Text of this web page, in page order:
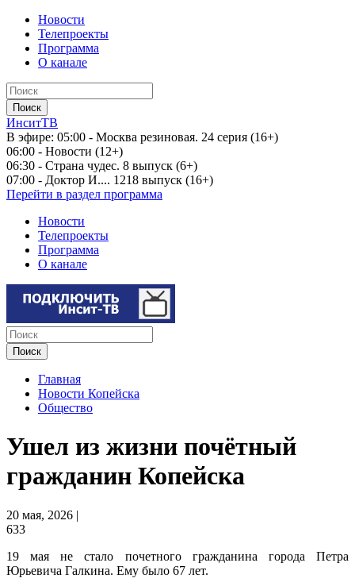
Новости
Телепроекты
Программа
О канале
ИнситТВ
В эфире: 05:00 - Москва резиновая. 24 серия (16+)
06:00 - Новости (12+)
06:30 - Страна чудес. 8 выпуск (6+)
07:00 - Доктор И.... 1218 выпуск (16+)
Перейти в раздел программа
Новости
Телепроекты
Программа
О канале
Главная
Новости Копейска
Общество
Ушел из жизни почётный
гражданин Копейска
20 мая, 2026 |
633
19 мая не стало почетного гражданина города Петра
Юрьевича Галкина. Ему было 67 лет.